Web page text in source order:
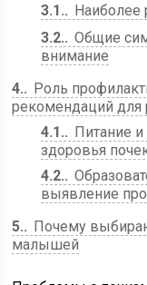
3.1.
Наиболее
3.2.
Общие
внимание
4.
Роль
рекомендаций для
4.1.
Питание
здоровья
4.2.
выявление
5.
Почему
малышей